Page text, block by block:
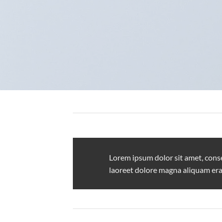
Lorem ipsum dolor sit amet,
laoreet dolore magna aliquam